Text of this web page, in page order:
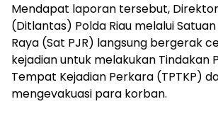
​Mendapat laporan tersebut,
(Ditlantas) Polda Riau melalui
Raya (Sat PJR) langsung bergerak
kejadian untuk melakukan Tindakan
Tempat Kejadian Perkara (TPTKP)
mengevakuasi para korban.